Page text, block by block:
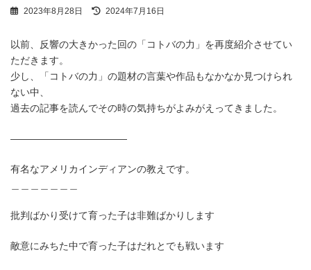
2023年8月28日
最
新
2024年7月16日
以前、反響の大きかった回の「コトバの力」を再度紹介させてい
ただきます。
少し、「コトバの力」の題材の言葉や作品もなかなか見つけられ
ない中、
過去の記事を読んでその時の気持ちがよみがえってきました。
————————————
有名なアメリカインディアンの教えです。
批判ばかり受けて育った子は非難ばかりします
敵意にみちた中で育った子はだれとでも戦います